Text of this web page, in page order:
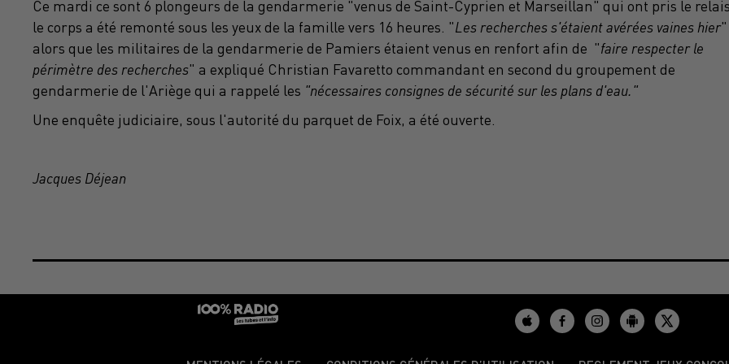
Ce mardi ce sont 6 plongeurs de la gendarmerie "venus de Saint-Cyprien et Marseillan" qui ont pris le
le corps a été remonté sous les yeux de la famille vers 16 heures. "Les recherches s'étaient avérées vaines hier"
alors que les militaires de la gendarmerie de Pamiers étaient venus en renfort afin de "faire respecter le
périmètre des recherches" a expliqué Christian Favaretto commandant en second du groupement de
gendarmerie de l'Ariège qui a rappelé les "nécessaires consignes de sécurité sur les plans d'eau."
Une enquête judiciaire, sous l'autorité du parquet de Foix, a été ouverte.
Jacques Déjean